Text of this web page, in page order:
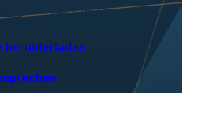
warten.
herunterladen